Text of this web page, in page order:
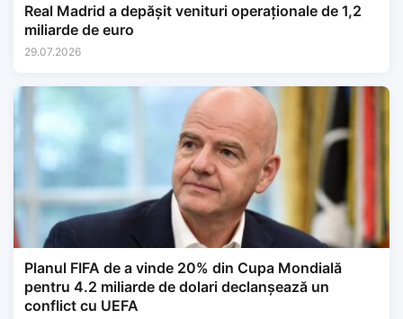
Real Madrid a depășit venituri operaționale de 1,2
miliarde de euro
29.07.2026
Planul FIFA de a vinde 20% din Cupa Mondială
pentru 4.2 miliarde de dolari declanșează un
conflict cu UEFA